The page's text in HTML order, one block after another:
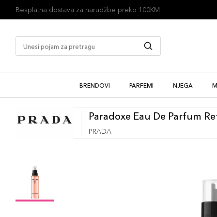
1 besplatan uzorak uz kupovinu
BRENDOVI PARFEMI NJEGA
Paradoxe Eau De Parfum
PRADA